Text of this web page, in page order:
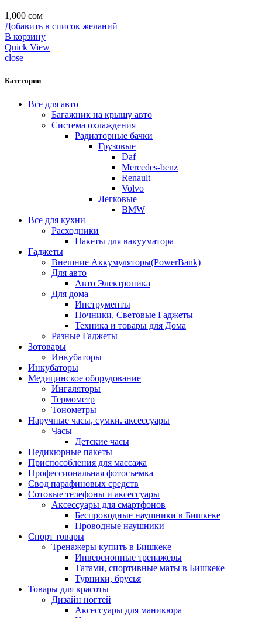
1,000 сом
Добавить в список желаний
В корзину
Quick View
close
Категории
Все для авто
Багажник на крышу авто
Система охлаждения
Радиаторные бачки
Грузовые
Daf
Mercedes-benz
Renault
Volvo
Легковые
BMW
Все для кухни
Расходники
Пакеты для вакууматора
Гаджеты
Внешние Аккумуляторы(PowerBank)
Для авто
Авто Электроника
Для дома
Инструменты
Ночники, Световые Гаджеты
Техника и товары для Дома
Разные Гаджеты
Зотовары
Инкубаторы
Инкубаторы
Медицинское оборудование
Ингаляторы
Термометр
Тонометры
Наручные часы, сумки. аксессуары
Часы
Детские часы
Педикюрные пакеты
Приспособления для массажа
Профессиональная фотосъемка
Свод парафиновых средств
Сотовые телефоны и аксессуары
Аксессуары для смартфонов
Беспроводные наушники в Бишкеке
Проводные наушники
Спорт товары
Тренажеры купить в Бишкеке
Инверсионные тренажеры
Татами, спортивные маты в Бишкеке
Турники, брусья
Товары для красоты
Дизайн ногтей
Аксессуары для маникюра